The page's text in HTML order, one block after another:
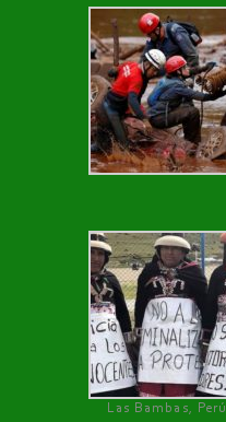
Las Bambas, Perú